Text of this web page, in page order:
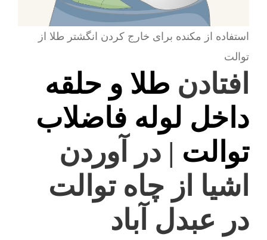
استفاده از مکنده برای خارج کردن انگشتر طلا از
توالت
افتادن طلا و حلقه
داخل لوله فاضلاب
توالت | در آوردن
اشیا از چاه توالت
در عبدل آباد